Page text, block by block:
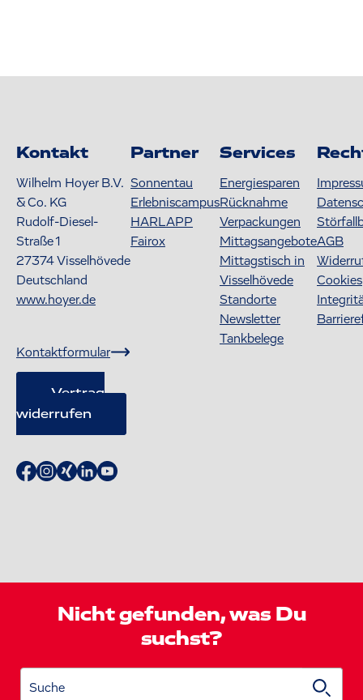
Kontakt
Wilhelm Hoyer B.V.
& Co. KG
Rudolf-Diesel-
Straße 1
27374Visselhövede
Deutschland
www.hoyer.de
Kontaktformular
Vertrag
widerrufen
Partner
Sonnentau
Erlebniscampus
HARLAPP
Fairox
Services
Energiesparen
Rücknahme
Verpackungen
Mittagsangebote
Mittagstisch in
Visselhövede
Standorte
Newsletter
Tankbelege
AGB
Cookies
Nicht gefunden, was Du
suchst?
Suche